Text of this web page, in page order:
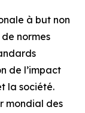
à but non
normes
de l’impact
la société.
mondial des